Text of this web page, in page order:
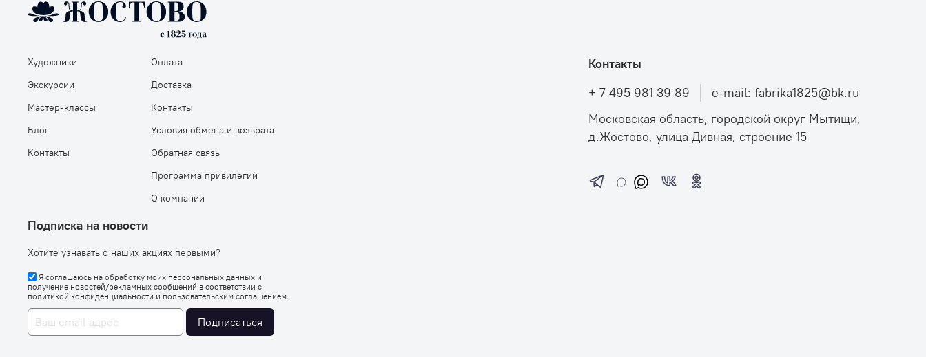
Художники
Экскурсии
Мастер-классы
Блог
Контакты
Оплата
Доставка
Контакты
Условия обмена и возврата
Обратная связь
Программа привилегий
О компании
Подписка на новости
Хотите узнавать о наших акциях первыми?
Я соглашаюсь на обработку моих персональных данных и
получение новостей/рекламных сообщений в соответствии с
политикой конфиденциальности и пользовательским соглашением.
Подписаться
Контакты
+ 7 495 981 39 89
e-mail: fabrika1825@bk.ru
Московская область, городской округ Мытищи,
д.Жостово, улица Дивная, строение 15